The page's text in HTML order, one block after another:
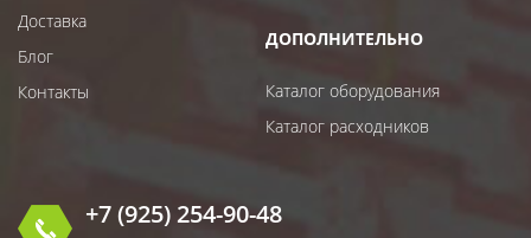
Доставка
Блог
Контакты
ДОПОЛНИТЕЛЬНО
Каталог оборудования
Каталог расходников
+7 (925) 254-90-48